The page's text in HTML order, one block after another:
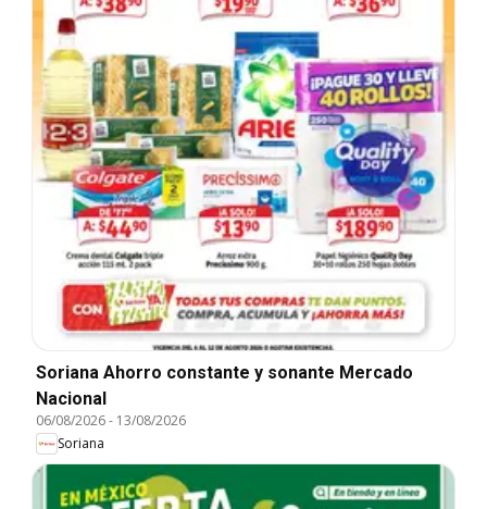
Soriana Ahorro constante y sonante Mercado
Nacional
06/08/2026- 13/08/2026
Soriana